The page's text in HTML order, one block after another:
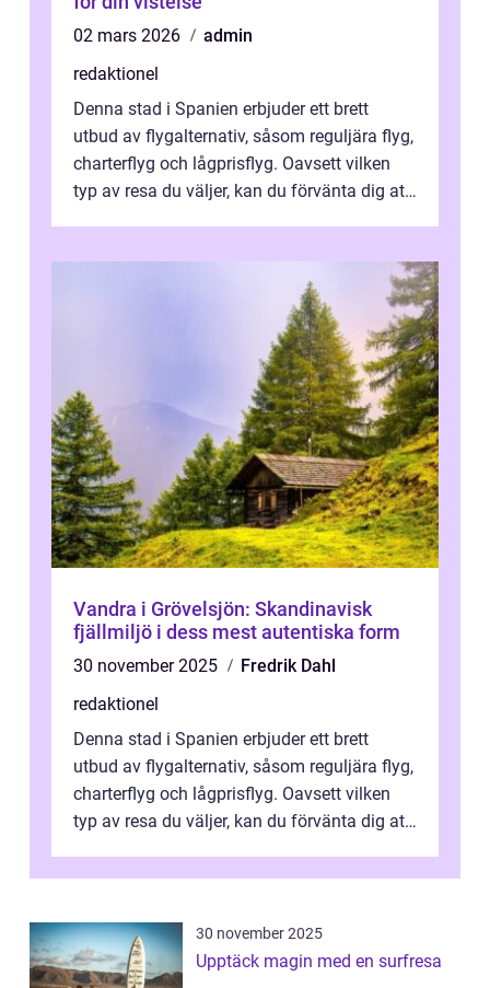
02 mars 2026
admin
redaktionel
Denna stad i Spanien erbjuder ett brett
utbud av flygalternativ, såsom reguljära flyg,
charterflyg och lågprisflyg. Oavsett vilken
typ av resa du väljer, kan du förvänta dig att
Vandra i Grövelsjön: Skandinavisk
fjällmiljö i dess mest autentiska form
30 november 2025
Fredrik Dahl
redaktionel
Denna stad i Spanien erbjuder ett brett
utbud av flygalternativ, såsom reguljära flyg,
charterflyg och lågprisflyg. Oavsett vilken
typ av resa du väljer, kan du förvänta dig att
30 november 2025
Upptäck magin med en surfresa